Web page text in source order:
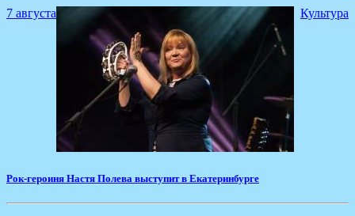
7 августа Культура
Рок-героиня Настя Полева выступит в Екатеринбурге